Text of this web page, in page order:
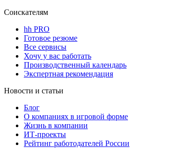
Соискателям
hh PRO
Готовое резюме
Все сервисы
Хочу у вас работать
Производственный календарь
Экспертная рекомендация
Новости и статьи
Блог
О компаниях в игровой форме
Жизнь в компании
ИТ-проекты
Рейтинг работодателей России